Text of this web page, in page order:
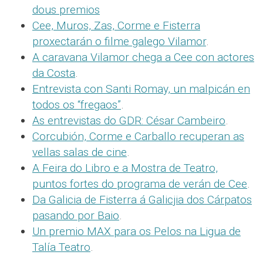
dous premios
Cee, Muros, Zas, Corme e Fisterra
proxectarán o filme galego Vilamor.
A caravana Vilamor chega a Cee con actores
da Costa
Entrevista con Santi Romay, un malpicán en
todos os “fregaos”
As entrevistas do GDR: César Cambeiro
Corcubión, Corme e Carballo recuperan as
vellas salas de cine
A Feira do Libro e a Mostra de Teatro,
puntos fortes do programa de verán de Cee
Da Galicia de Fisterra á Galicjia dos Cárpatos
pasando por Baio
Un premio MAX para os Pelos na Ligua de
Talía Teatro